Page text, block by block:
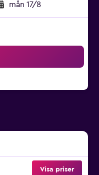
mån 17/8
Visa priser